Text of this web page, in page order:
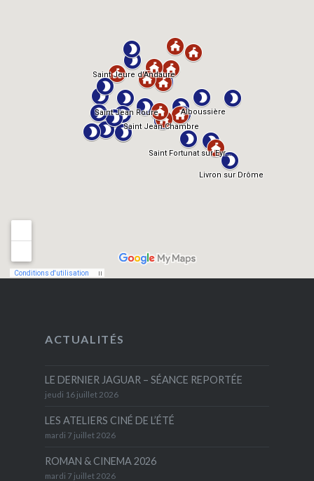
ACTUALITÉS
LE DERNIER JAGUAR – SÉANCE REPORTÉE
jeudi 16 juillet 2026
LES ATELIERS CINÉ DE L’ÉTÉ
mardi 7 juillet 2026
ROMAN & CINEMA 2026
mardi 7 juillet 2026